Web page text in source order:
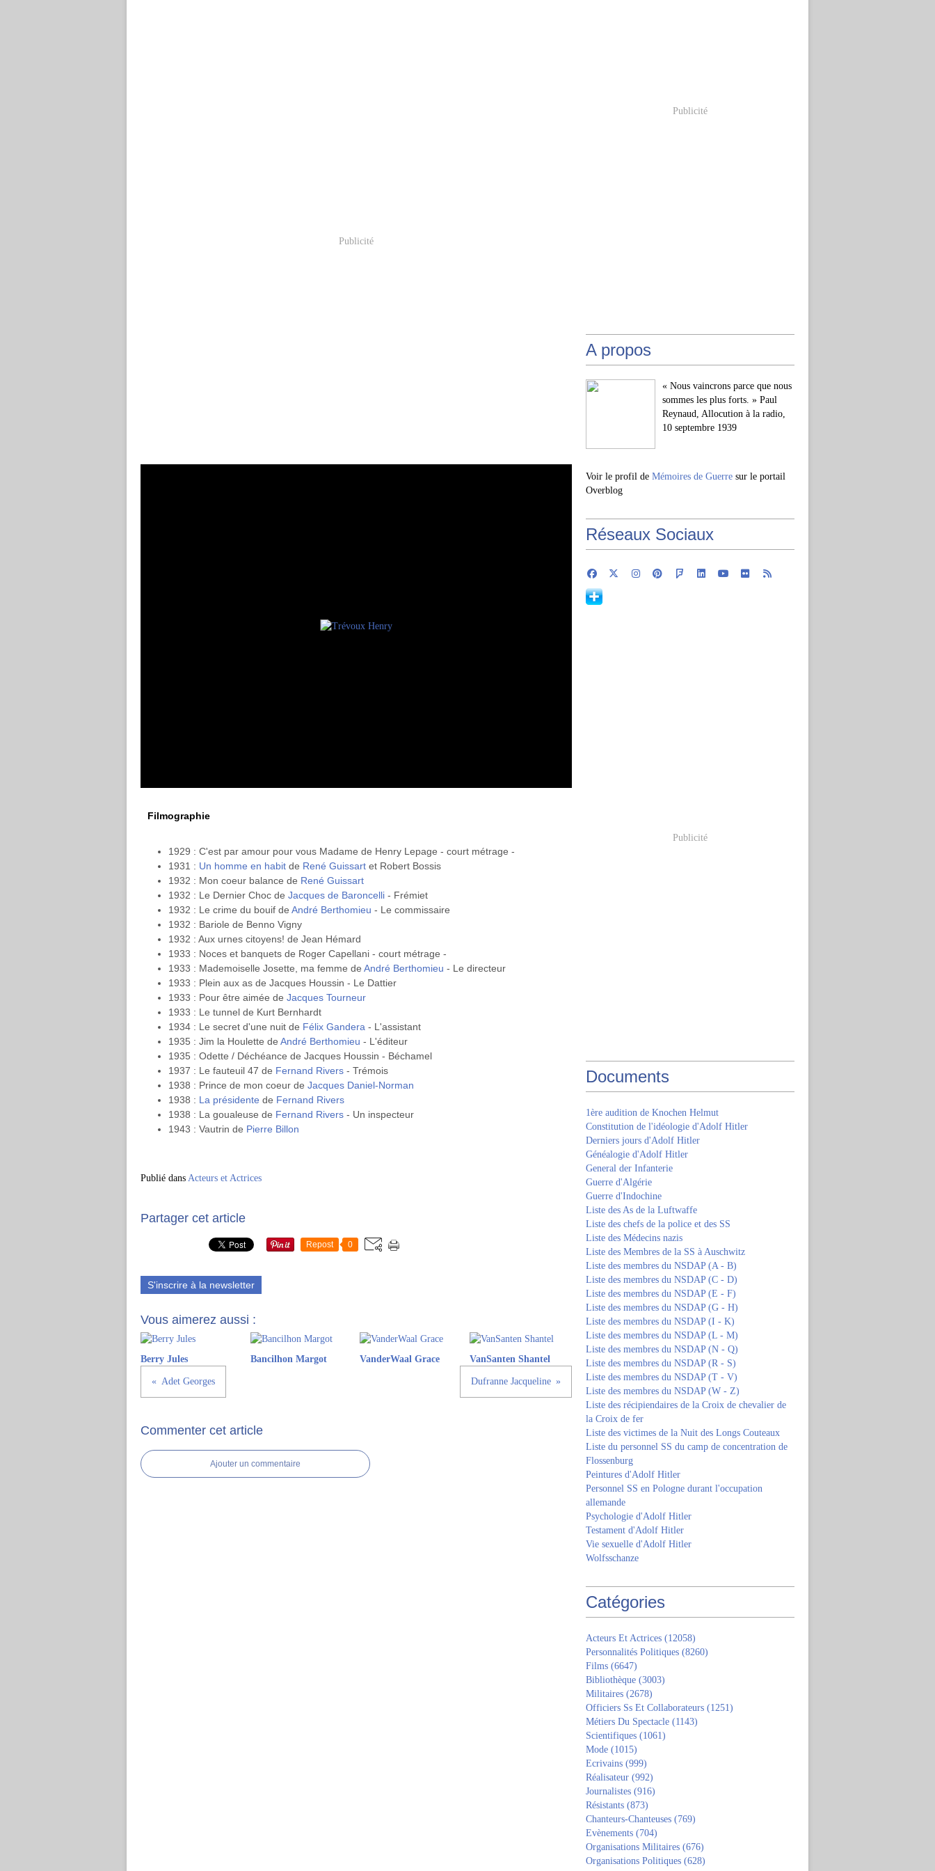
Publicité
Filmographie
1929 : C'est par amour pour vous Madame de Henry Lepage - court métrage -
1931 : Un homme en habit de René Guissart et Robert Bossis
1932 : Mon coeur balance de René Guissart
1932 : Le Dernier Choc de Jacques de Baroncelli - Frémiet
1932 : Le crime du bouif de André Berthomieu - Le commissaire
1932 : Bariole de Benno Vigny
1932 : Aux urnes citoyens! de Jean Hémard
1933 : Noces et banquets de Roger Capellani - court métrage -
1933 : Mademoiselle Josette, ma femme de André Berthomieu - Le directeur
1933 : Plein aux as de Jacques Houssin - Le Dattier
1933 : Pour être aimée de Jacques Tourneur
1933 : Le tunnel de Kurt Bernhardt
1934 : Le secret d'une nuit de Félix Gandera - L'assistant
1935 : Jim la Houlette de André Berthomieu - L'éditeur
1935 : Odette / Déchéance de Jacques Houssin - Béchamel
1937 : Le fauteuil 47 de Fernand Rivers - Trémois
1938 : Prince de mon coeur de Jacques Daniel-Norman
1938 : La présidente de Fernand Rivers
1938 : La goualeuse de Fernand Rivers - Un inspecteur
1943 : Vautrin de Pierre Billon
Publié dans Acteurs et Actrices
Partager cet article
Repost 0
S'inscrire à la newsletter
Vous aimerez aussi :
Berry Jules Bancilhon Margot VanderWaal Grace VanSanten Shantel
Adet Georges Dufranne Jacqueline
Commenter cet article
Ajouter un commentaire
Publicité
A propos
« Nous vaincrons parce que nous
sommes les plus forts. » Paul
Reynaud, Allocution à la radio,
10 septembre 1939
Voir le profil de Mémoires de Guerre sur le portail
Overblog
Réseaux Sociaux
Publicité
Documents
1ère audition de Knochen Helmut
Constitution de l'idéologie d'Adolf Hitler
Derniers jours d'Adolf Hitler
Généalogie d'Adolf Hitler
General der Infanterie
Guerre d'Algérie
Guerre d'Indochine
Liste des As de la Luftwaffe
Liste des chefs de la police et des SS
Liste des Médecins nazis
Liste des Membres de la SS à Auschwitz
Liste des membres du NSDAP (A - B)
Liste des membres du NSDAP (C - D)
Liste des membres du NSDAP (E - F)
Liste des membres du NSDAP (G - H)
Liste des membres du NSDAP (I - K)
Liste des membres du NSDAP (L - M)
Liste des membres du NSDAP (N - Q)
Liste des membres du NSDAP (R - S)
Liste des membres du NSDAP (T - V)
Liste des membres du NSDAP (W - Z)
Liste des récipiendaires de la Croix de chevalier de
la Croix de fer
Liste des victimes de la Nuit des Longs Couteaux
Liste du personnel SS du camp de concentration de
Flossenburg
Peintures d'Adolf Hitler
Personnel SS en Pologne durant l'occupation
allemande
Psychologie d'Adolf Hitler
Testament d'Adolf Hitler
Vie sexuelle d'Adolf Hitler
Wolfsschanze
Catégories
Acteurs Et Actrices (12058)
Personnalités Politiques (8260)
Films (6647)
Bibliothèque (3003)
Militaires (2678)
Officiers Ss Et Collaborateurs (1251)
Métiers Du Spectacle (1143)
Scientifiques (1061)
Mode (1015)
Ecrivains (999)
Réalisateur (992)
Journalistes (916)
Résistants (873)
Chanteurs-Chanteuses (769)
Evènements (704)
Organisations Militaires (676)
Organisations Politiques (628)